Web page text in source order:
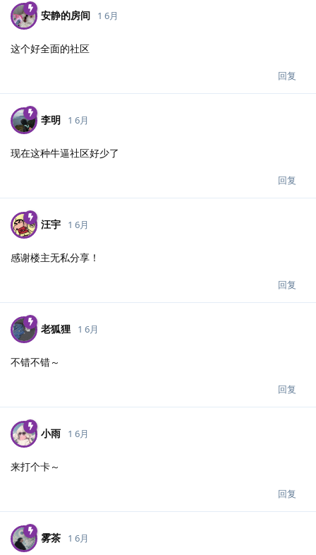
安静的房间 1 6月
这个好全面的社区
回复
李明 1 6月
现在这种牛逼社区好少了
回复
汪宇 1 6月
感谢楼主无私分享！
回复
老狐狸 1 6月
不错不错～
回复
小雨 1 6月
来打个卡～
回复
雾茶 1 6月